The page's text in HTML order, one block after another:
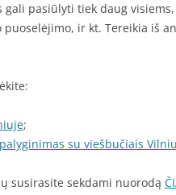
gali pasiūlyti tiek daug
puoselėjimo, ir kt. Tereikia iš
;
su viešbučiais
susirasite sekdami nuorodą